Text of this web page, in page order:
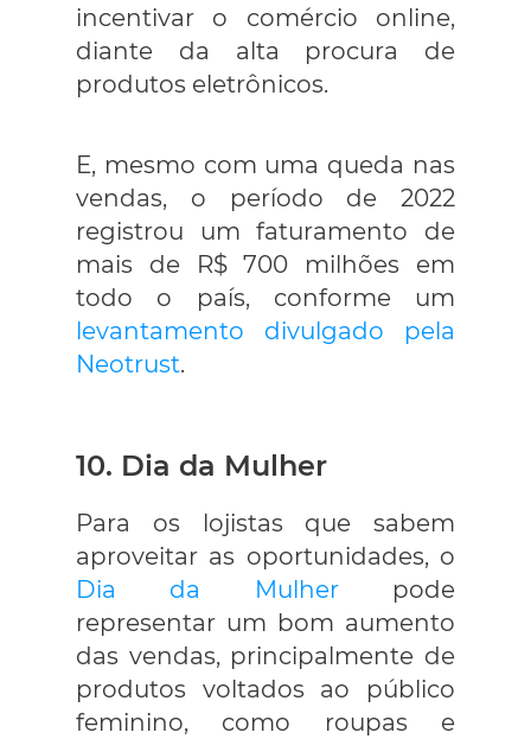
incentivar o comércio online,
diante da alta procura de
produtos eletrônicos.
E, mesmo com uma queda nas
vendas, o período de 2022
registrou um faturamento de
mais de R$ 700 milhões em
todo o país, conforme um
levantamento divulgado pela
Neotrust.
10. Dia da Mulher
Para os lojistas que sabem
aproveitar as oportunidades, o
Dia da Mulherpode
representar um bom aumento
das vendas, principalmente de
produtos voltados ao público
feminino, como roupas e